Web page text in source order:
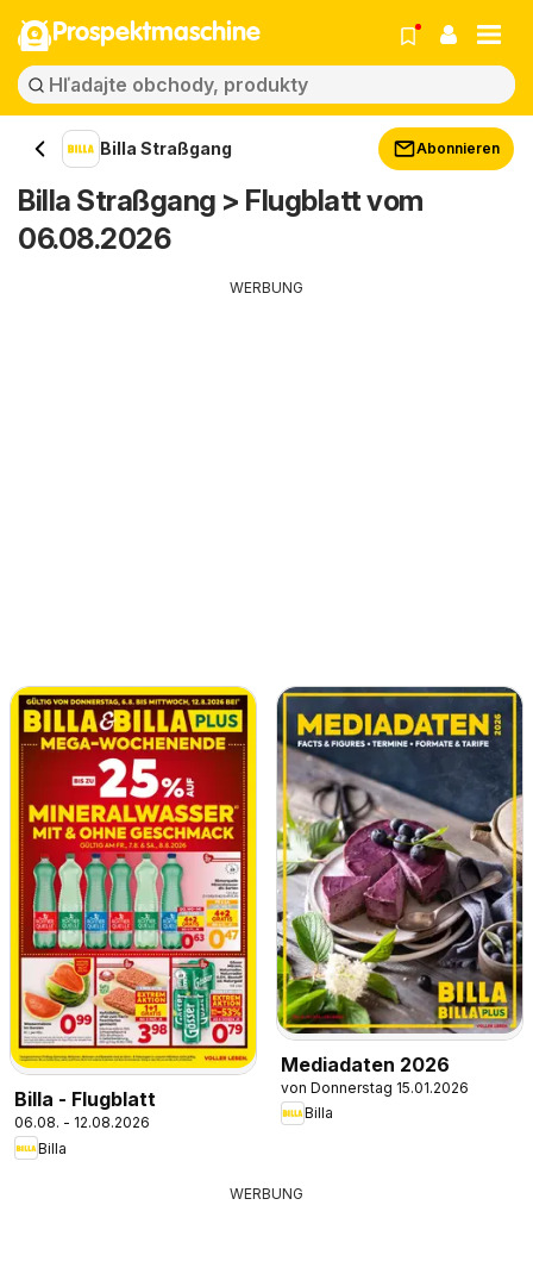
Prospektmaschine
Billa Straßgang Abonnieren
Billa Straßgang > Flugblatt vom
06.08.2026
WERBUNG
Billa - Flugblatt
06.08. - 12.08.2026
Billa
Mediadaten 2026
von Donnerstag 15.01.2026
Billa
WERBUNG